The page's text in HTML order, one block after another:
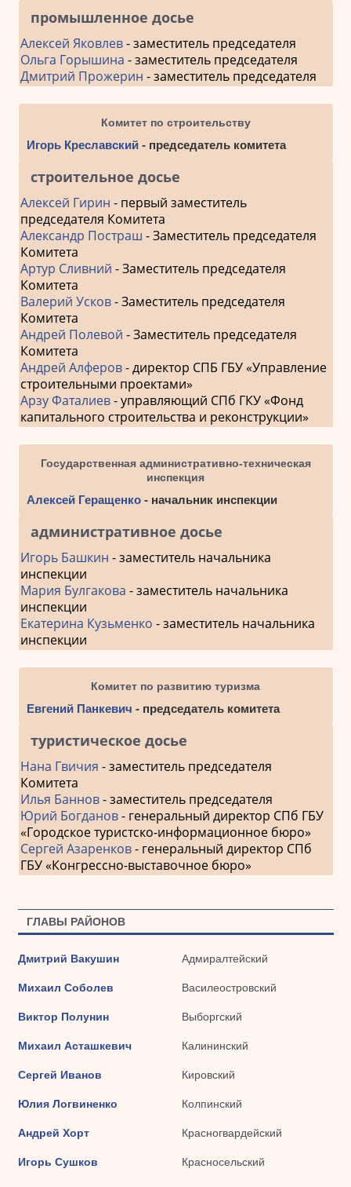
промышленное досье
Алексей Яковлев- заместитель председателя
Ольга Горышина - заместитель председателя
Дмитрий Прожерин - заместитель председателя
Комитет по строительству
Игорь Креславский - председатель комитета
строительное досье
Алексей Гирин - первый заместитель
председателя Комитета
Александр Постраш - Заместитель председателя
Комитета
Артур Сливний - Заместитель председателя
Комитета
Валерий Усков- Заместитель председателя
Комитета
Андрей Полевой - Заместитель председателя
Комитета
Андрей Алферов- директор СПБ ГБУ «Управление
строительными проектами»
Арзу Фаталиев- управляющий СПб ГКУ «Фонд
капитального строительства и реконструкции»
Государственная административно-техническая
инспекция
Алексей Геращенко- начальник инспекции
административное досье
Игорь Башкин - заместитель начальника
инспекции
Мария Булгакова - заместитель начальника
инспекции
Екатерина Кузьменко - заместитель начальника
инспекции
Комитет по развитию туризма
Евгений Панкевич - председатель комитета
туристическое досье
Нана Гвичия - заместитель председателя
Комитета
Илья Баннов- заместитель председателя
Юрий Богданов- генеральный директор СПб ГБУ
«Городское туристско-информационное бюро»
Сергей Азаренков- генеральный директор СПб
ГБУ «Конгрессно-выставочное бюро»
ГЛАВЫ РАЙОНОВ
Дмитрий Вакушин Адмиралтейский
Михаил Соболев Василеостровский
Виктор Полунин Выборгский
Михаил Асташкевич Калининский
Сергей Иванов Кировский
Юлия Логвиненко Колпинский
Андрей Хорт Красногвардейский
Игорь Сушков Красносельский